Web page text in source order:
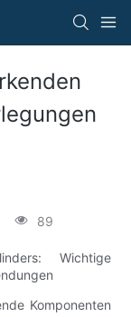
89
Wichtige
Komponenten